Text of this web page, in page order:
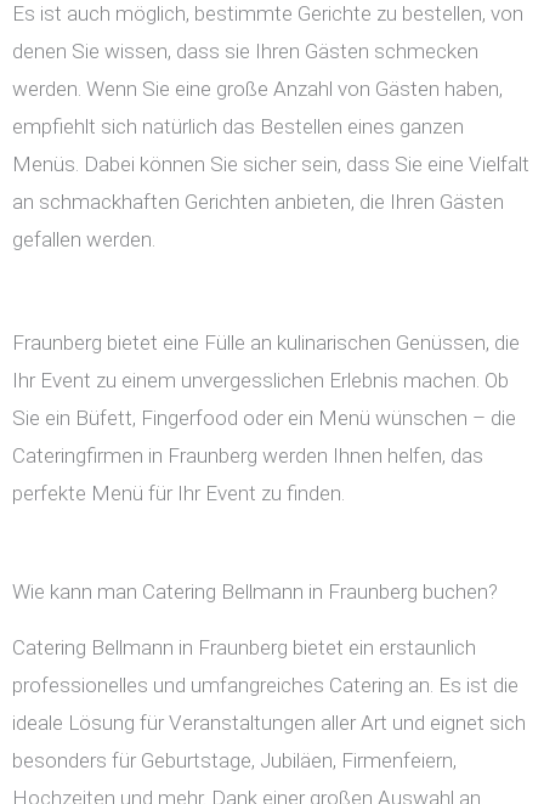
Es ist auch möglich, bestimmte Gerichte zu bestellen, von
denen Sie wissen, dass sie Ihren Gästen schmecken
werden. Wenn Sie eine große Anzahl von Gästen haben,
empfiehlt sich natürlich das Bestellen eines ganzen
Menüs. Dabei können Sie sicher sein, dass Sie eine Vielfalt
an schmackhaften Gerichten anbieten, die Ihren Gästen
gefallen werden.
Fraunberg bietet eine Fülle an kulinarischen Genüssen, die
Ihr Event zu einem unvergesslichen Erlebnis machen. Ob
Sie ein Büfett, Fingerfood oder ein Menü wünschen – die
Cateringfirmen in Fraunberg werden Ihnen helfen, das
perfekte Menü für Ihr Event zu finden.
Wie kann man Catering Bellmann in Fraunberg buchen?
Catering Bellmann in Fraunberg bietet ein erstaunlich
professionelles und umfangreiches Catering an. Es ist die
ideale Lösung für Veranstaltungen aller Art und eignet sich
besonders für Geburtstage, Jubiläen, Firmenfeiern,
Hochzeiten und mehr. Dank einer großen Auswahl an